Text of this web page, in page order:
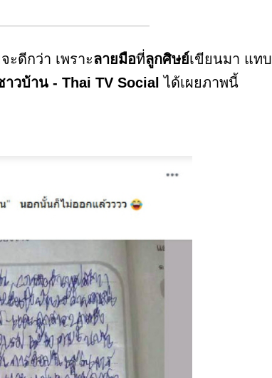
ะดีกว่า เพราะลายมือที่ลูกศิษย์เขียนมา แทบ
าวบ้าน - Thai TV Social ได้เผยภาพนี้